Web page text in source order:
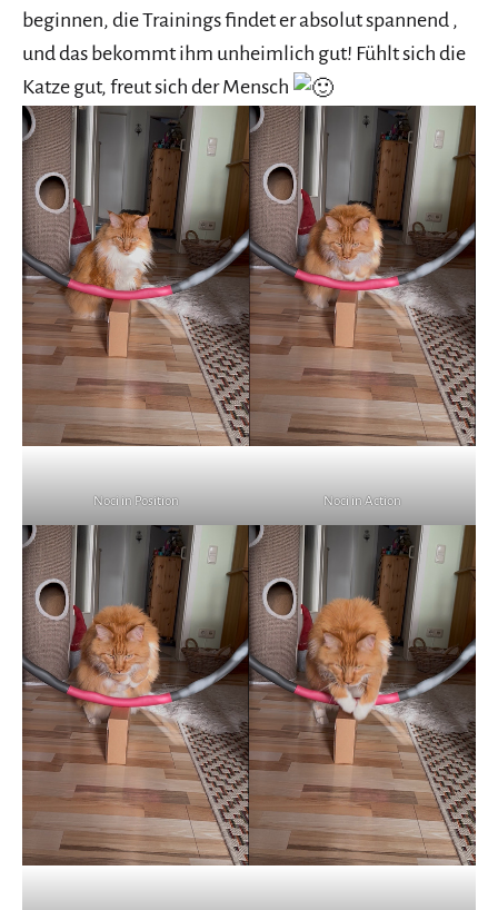
beginnen, die Trainings findet er absolut spannend ,
und das bekommt ihm unheimlich gut! Fühlt sich die
Katze gut, freut sich der Mensch
Noci in Position Noci in Action